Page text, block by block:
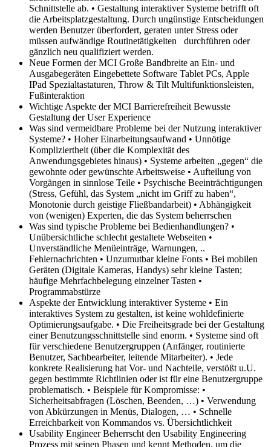
Schnittstelle ab. • Gestaltung interaktiver Systeme betrifft oft
die Arbeitsplatzgestaltung. Durch ungünstige Entscheidungen
werden Benutzer überfordert, geraten unter Stress oder
müssen aufwändige Routinetätigkeiten durchführen oder
gänzlich neu qualifiziert werden.
Neue Formen der MCI Große Bandbreite an Ein‐ und
Ausgabegeräten Eingebettete Software Tablet PCs, Apple
IPad Spezialtastaturen, Throw & Tilt Multifunktionsleisten,
Fußinteraktion
Wichtige Aspekte der MCI Barrierefreiheit Bewusste
Gestaltung der User Experience
Was sind vermeidbare Probleme bei der Nutzung interaktiver
Systeme? • Hoher Einarbeitungsaufwand • Unnötige
Kompliziertheit (über die Komplexität des
Anwendungsgebietes hinaus) • Systeme arbeiten „gegen“ die
gewohnte oder gewünschte Arbeitsweise • Aufteilung von
Vorgängen in sinnlose Teile • Psychische Beeinträchtigungen
(Stress, Gefühl, das System „nicht im Griff zu haben“,
Monotonie durch geistige Fließbandarbeit) • Abhängigkeit
von (wenigen) Experten, die das System beherrschen
Was sind typische Probleme bei Bedienhandlungen? •
Unübersichtliche schlecht gestaltete Webseiten •
Unverständliche Menüeinträge, Warnungen, ..
Fehlernachrichten • Unzumutbar kleine Fonts • Bei mobilen
Geräten (Digitale Kameras, Handys) sehr kleine Tasten;
häufige Mehrfachbelegung einzelner Tasten •
Programmabstürze
Aspekte der Entwicklung interaktiver Systeme • Ein
interaktives System zu gestalten, ist keine wohldefinierte
Optimierungsaufgabe. • Die Freiheitsgrade bei der Gestaltung
einer Benutzungsschnittstelle sind enorm. • Systeme sind oft
für verschiedene Benutzergruppen (Anfänger, routinierte
Benutzer, Sachbearbeiter, leitende Mitarbeiter). • Jede
konkrete Realisierung hat Vor‐ und Nachteile, verstößt u.U.
gegen bestimmte Richtlinien oder ist für eine Benutzergruppe
problematisch. • Beispiele für Kompromisse: •
Sicherheitsabfragen (Löschen, Beenden, …) • Verwendung
von Abkürzungen in Menüs, Dialogen, … • Schnelle
Erreichbarkeit von Kommandos vs. Übersichtlichkeit
Usability EngineerBeherrscht den Usability Engineering
Prozess mit seinen Phasen und kennt Methoden, um die